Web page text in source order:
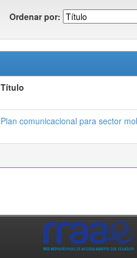
Ordenar por:
Título
Plan comunicacional para sector